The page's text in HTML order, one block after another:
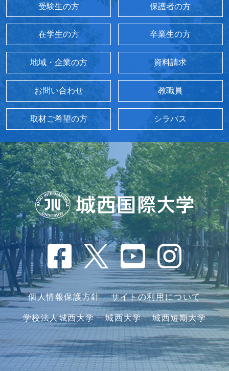
受験生の方 保護者の方
在学生の方 卒業生の方
地域・企業の方 資料請求
お問い合わせ 教職員
取材ご希望の方 シラバス
個人情報保護方針 サイトの利用について
学校法人城西大学 城西大学 城西短期大学